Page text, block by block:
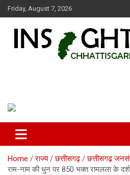
Skip
to
Friday, August 7, 2026
Home राज्य छत्तीसगढ़
छत्तीसगढ़
राम-नाम की धुन पर 850 भक्त रामलला के